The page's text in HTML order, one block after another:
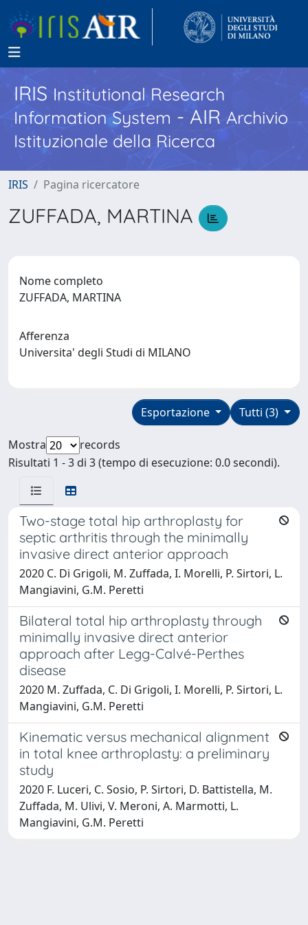
IRISInstitutional Research
Information System - AIR Archivio
Istituzionale della Ricerca
IRIS Pagina ricercatore
ZUFFADA, MARTINA
Nome completo
ZUFFADA, MARTINA
Afferenza
Universita' degli Studi di MILANO
Tutti (3)
Esportazione
Mostra
records
Risultati 1 - 3 di 3 (tempo di esecuzione: 0.0 secondi).
Two-stage total hip arthroplasty for
septic arthritis through the minimally
invasive direct anterior approach
2020 C. Di Grigoli, M. Zuffada, I. Morelli, P. Sirtori, L.
Mangiavini, G.M. Peretti
Bilateral total hip arthroplasty through
minimally invasive direct anterior
approach after Legg-Calvé-Perthes
disease
2020 M. Zuffada, C. Di Grigoli, I. Morelli, P. Sirtori, L.
Mangiavini, G.M. Peretti
Kinematic versus mechanical alignment
in total knee arthroplasty: a preliminary
study
2020 F. Luceri, C. Sosio, P. Sirtori, D. Battistella, M.
Zuffada, M. Ulivi, V. Meroni, A. Marmotti, L.
Mangiavini, G.M. Peretti